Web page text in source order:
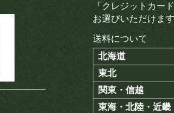
「クレジットカー
お選びいただけます
送料について
北海道
東北
関東・信越
東海・北陸・近畿